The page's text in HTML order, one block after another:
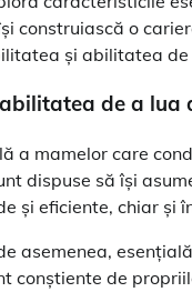
construiască o
și abilitatea
de a lua
a mamelor care
dispuse să își
și eficiente, chiar și
asemenea,
conștiente de